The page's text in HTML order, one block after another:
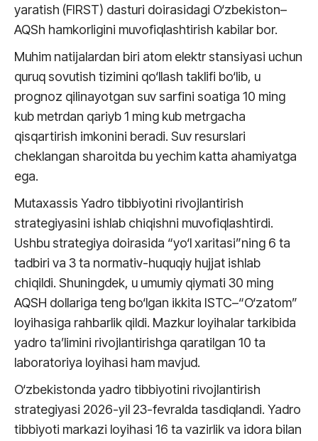
yaratish (FIRST) dasturi doirasidagi O‘zbekiston–
AQSh hamkorligini muvofiqlashtirish kabilar bor.
Muhim natijalardan biri atom elektr stansiyasi uchun
quruq sovutish tizimini qo‘llash taklifi bo‘lib, u
prognoz qilinayotgan suv sarfini soatiga 10 ming
kub metrdan qariyb 1 ming kub metrgacha
qisqartirish imkonini beradi. Suv resurslari
cheklangan sharoitda bu yechim katta ahamiyatga
ega.
Mutaxassis Yadro tibbiyotini rivojlantirish
strategiyasini ishlab chiqishni muvofiqlashtirdi.
Ushbu strategiya doirasida “yo‘l xaritasi”ning 6 ta
tadbiri va 3 ta normativ-huquqiy hujjat ishlab
chiqildi. Shuningdek, u umumiy qiymati 30 ming
AQSH dollariga teng bo‘lgan ikkita ISTC–“O‘zatom”
loyihasiga rahbarlik qildi. Mazkur loyihalar tarkibida
yadro ta’limini rivojlantirishga qaratilgan 10 ta
laboratoriya loyihasi ham mavjud.
O‘zbekistonda yadro tibbiyotini rivojlantirish
strategiyasi 2026-yil 23-fevralda tasdiqlandi. Yadro
tibbiyoti markazi loyihasi 16 ta vazirlik va idora bilan